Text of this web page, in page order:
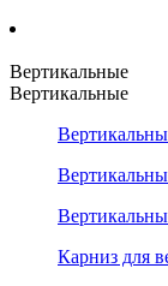
Вертикальные
Вертикальные
Карниз для